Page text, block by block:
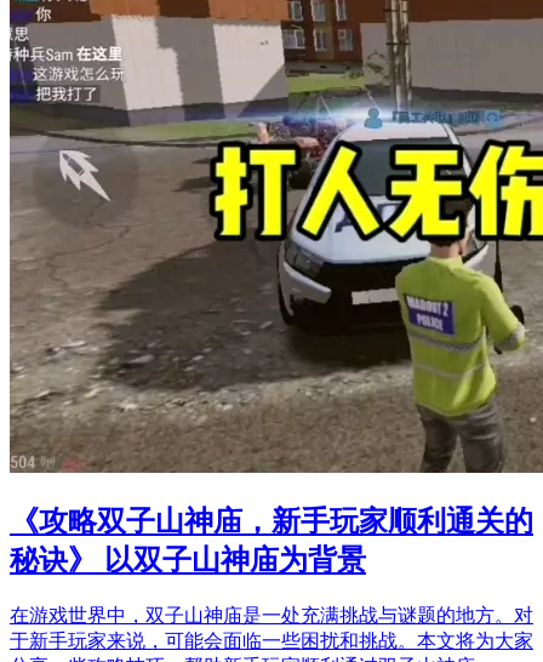
《攻略双子山神庙，新手玩家顺利通关的
秘诀》 以双子山神庙为背景
在游戏世界中，双子山神庙是一处充满挑战与谜题的地方。对
于新手玩家来说，可能会面临一些困扰和挑战。本文将为大家